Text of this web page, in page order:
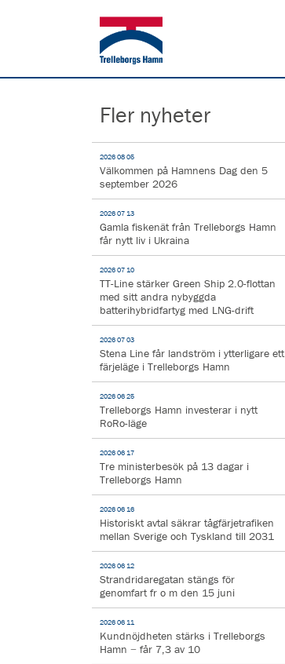
Fler nyheter
2026 08 05
Välkommen på Hamnens Dag den 5
september 2026
2026 07 13
Gamla fiskenät från Trelleborgs Hamn
får nytt liv i Ukraina
2026 07 10
TT-Line stärker Green Ship 2.0-flottan
med sitt andra nybyggda
batterihybridfartyg med LNG-drift
2026 07 03
Stena Line får landström i ytterligare ett
färjeläge i Trelleborgs Hamn
2026 06 25
Trelleborgs Hamn investerar i nytt
RoRo-läge
2026 06 17
Tre ministerbesök på 13 dagar i
Trelleborgs Hamn
2026 06 16
Historiskt avtal säkrar tågfärjetrafiken
mellan Sverige och Tyskland till 2031
2026 06 12
Strandridaregatan stängs för
genomfart fr o m den 15 juni
2026 06 11
Kundnöjdheten stärks i Trelleborgs
Hamn − får 7,3 av 10